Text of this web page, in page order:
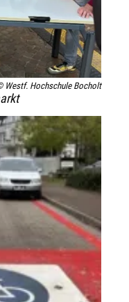
Westf. Hochschule Bocholt